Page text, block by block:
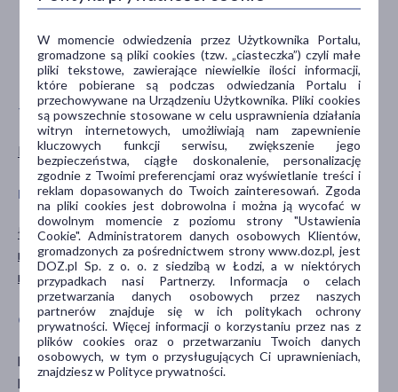
0-6 miesięcy
pokaż więcej ...
TYP PRODUKTU
Kosmetyk
POSTAĆ
krem
DZIAŁANIE/WŁAŚCIWOŚCI
łagodzące
nawilżające
regenerujące
PROBLEM
podrażnienie
suchość
zaczerwienienie
GŁÓWNY SKŁADNIK
pantenol
parafina
CZĘŚĆ CIAŁA
skóra
twarz
W momencie odwiedzenia przez Użytkownika Portalu,
gromadzone są pliki cookies (tzw. „ciasteczka”) czyli małe
pliki tekstowe, zawierające niewielkie ilości informacji,
które pobierane są podczas odwiedzania Portalu i
przechowywane na Urządzeniu Użytkownika. Pliki cookies
są powszechnie stosowane w celu usprawnienia działania
witryn internetowych, umożliwiają nam zapewnienie
kluczowych funkcji serwisu, zwiększenie jego
bezpieczeństwa, ciągłe doskonalenie, personalizację
zgodnie z Twoimi preferencjami oraz wyświetlanie treści i
reklam dopasowanych do Twoich zainteresowań. Zgoda
na pliki cookies jest dobrowolna i można ją wycofać w
dowolnym momencie z poziomu strony "Ustawienia
Cookie". Administratorem danych osobowych Klientów,
gromadzonych za pośrednictwem strony www.doz.pl, jest
DOZ.pl Sp. z o. o. z siedzibą w Łodzi, a w niektórych
przypadkach nasi Partnerzy. Informacja o celach
przetwarzania danych osobowych przez naszych
partnerów znajduje się w ich politykach ochrony
prywatności. Więcej informacji o korzystaniu przez nas z
plików cookies oraz o przetwarzaniu Twoich danych
osobowych, w tym o przysługujących Ci uprawnieniach,
znajdziesz w Polityce prywatności.